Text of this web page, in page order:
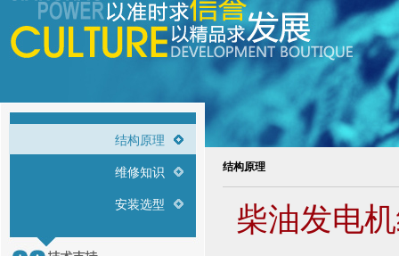
结构原理
维修知识
安装选型
结构原理
柴油发电